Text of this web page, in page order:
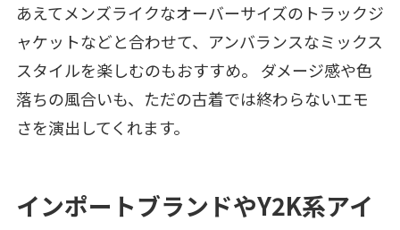
あえてメンズライクなオーバーサイズのトラックジ
ャケットなどと合わせて、アンバランスなミックス
スタイルを楽しむのもおすすめ。 ダメージ感や色
落ちの風合いも、ただの古着では終わらないエモ
さを演出してくれます。
インポートブランドやY2K系アイ